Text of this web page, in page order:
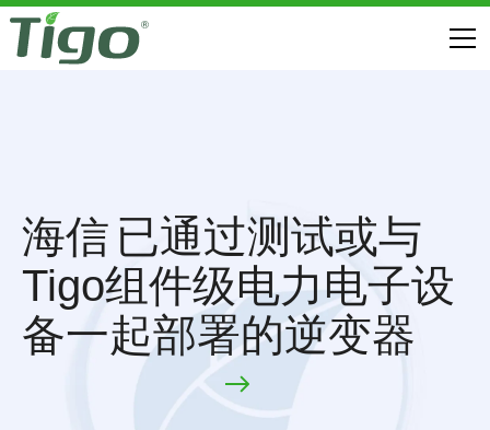
海信 已通过测试或与
Tigo组件级电力电子设
备一起部署的逆变器